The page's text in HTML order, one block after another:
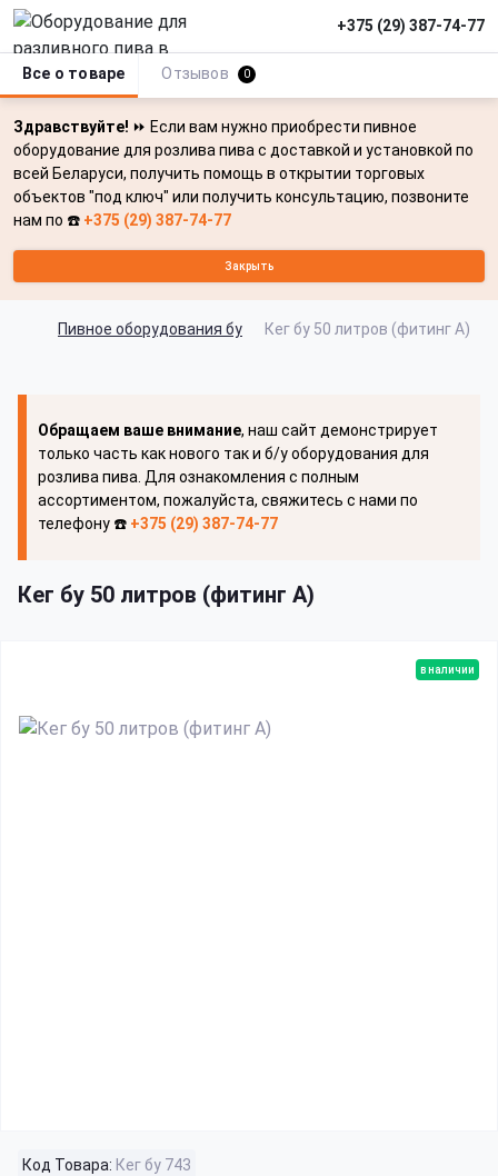
Здравствуйте! ⏩ Если вам нужно приобрести пивное
оборудование для розлива пива с доставкой и установкой по
всей Беларуси, получить помощь в открытии торговых
объектов "под ключ" или получить консультацию, позвоните
нам по ☎️ +375 (29) 387-74-77
Закрыть
+375 (29) 387-74-77
Пивное оборудования бу Кег бу 50 литров (фитинг A)
Обращаем ваше внимание, наш сайт демонстрирует
только часть как нового так и б/у оборудования для
розлива пива. Для ознакомления с полным
ассортиментом, пожалуйста, свяжитесь с нами по
телефону ☎️ +375 (29) 387-74-77
Кег бу 50 литров (фитинг A)
Все о товаре Отзывов 0
в наличии
Код Товара: Кег бу 743